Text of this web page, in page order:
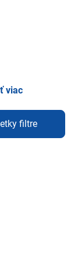
viac
filtre